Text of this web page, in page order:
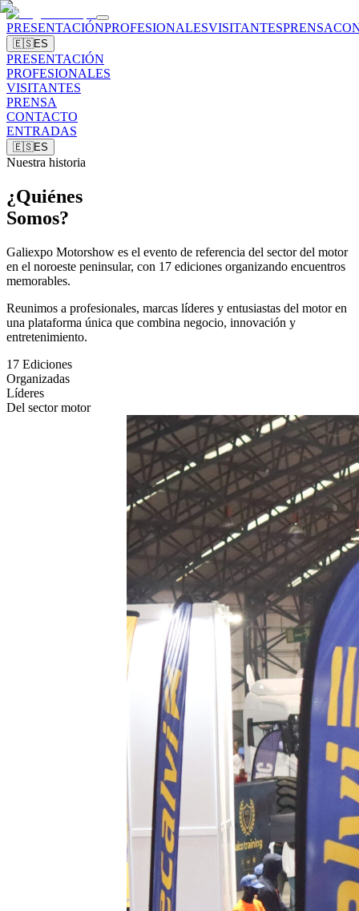
PRESENTACIÓNPROFESIONALESVISITANTESPRENSA
🇪🇸ES
PRESENTACIÓN
PROFESIONALES
VISITANTES
PRENSA
CONTACTO
ENTRADAS
🇪🇸ES
Nuestra historia
¿Quiénes
Somos?
Galiexpo Motorshow es el evento de referencia del sector del motor
en el noroeste peninsular, con 17 ediciones organizando encuentros
memorables.
Reunimos a profesionales, marcas líderes y entusiastas del motor en
una plataforma única que combina negocio, innovación y
entretenimiento.
17 Ediciones
Organizadas
Líderes
Del sector motor